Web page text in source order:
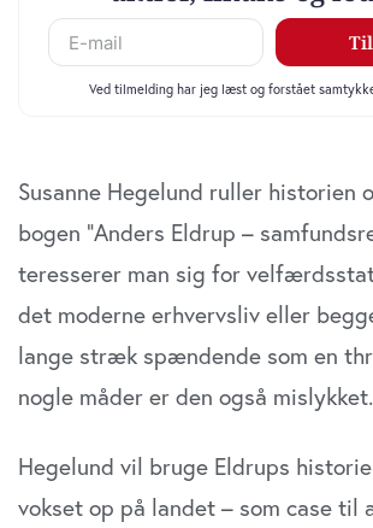
Susanne Hegelund ruller
bogen ”Anders Eldrup –
teresserer man sig for
det moderne erhvervsliv eller
lange stræk spændende som en
nogle måder er den også mislykket.
Hegelund vil bruge Eldrups
vokset op på landet – som case til